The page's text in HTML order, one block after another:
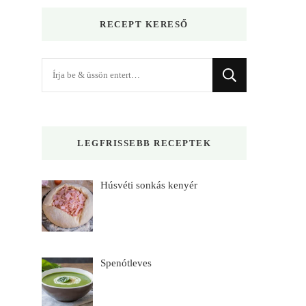
RECEPT KERESŐ
Keres
LEGFRISSEBB RECEPTEK
Húsvéti sonkás kenyér
Spenótleves